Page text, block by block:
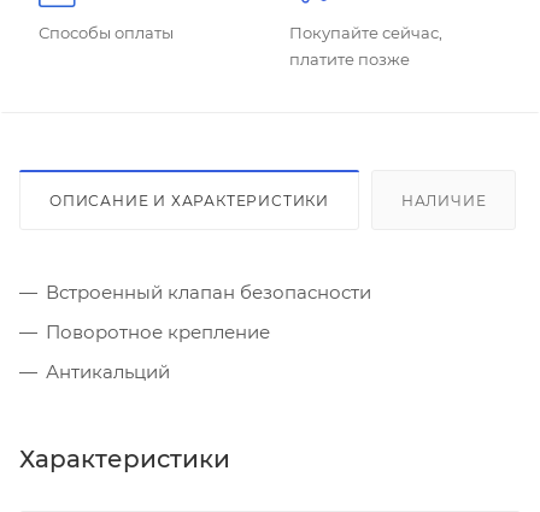
Способы оплаты
Покупайте сейчас,
платите позже
ОПИСАНИЕ И ХАРАКТЕРИСТИКИ НАЛИЧИЕ
Встроенный клапан безопасности
Поворотное крепление
Антикальций
Характеристики